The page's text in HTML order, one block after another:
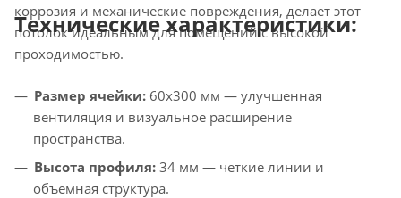
коррозия и механические повреждения, делает этот
потолок идеальным для помещений с высокой
проходимостью.
Технические характеристики:
Размер ячейки: 60x300 мм — улучшенная
вентиляция и визуальное расширение
пространства.
Высота профиля: 34 мм — четкие линии и
объемная структура.